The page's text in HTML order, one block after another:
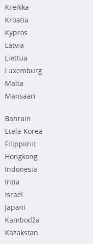
Kreikka
Kroatia
Kypros
Latvia
Liettua
Luxemburg
Malta
Mansaari
Bahrain
Etelä-Korea
Filippiinit
Hongkong
Indonesia
Intia
Israel
Japani
Kambodža
Kazakstan